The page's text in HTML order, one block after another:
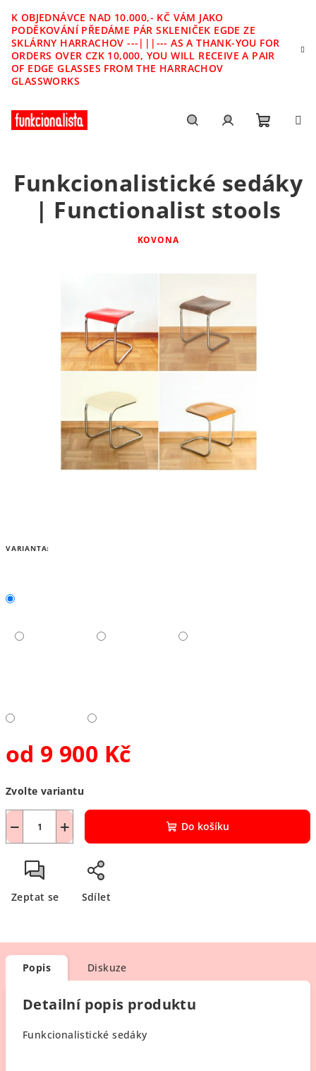
obsah
K OBJEDNÁVCE NAD 10.000,- KČ VÁM JAKO
PODĚKOVÁNÍ PŘEDÁME PÁR SKLENIČEK EGDE ZE
SKLÁRNY HARRACHOV ---|||--- AS A THANK-YOU FOR
ORDERS OVER CZK 10,000, YOU WILL RECEIVE A PAIR
OF EDGE GLASSES FROM THE HARRACHOV
GLASSWORKS
košík
VARIANTA:
od 9 900 Kč
cena:
Zvolte variantu
+
− Do košíku
Zeptat se Sdílet
Funkcionalistické sedáky
| Functionalist stools
KOVONA
Popis Diskuze
Detailní popis produktu
Funkcionalistické sedáky